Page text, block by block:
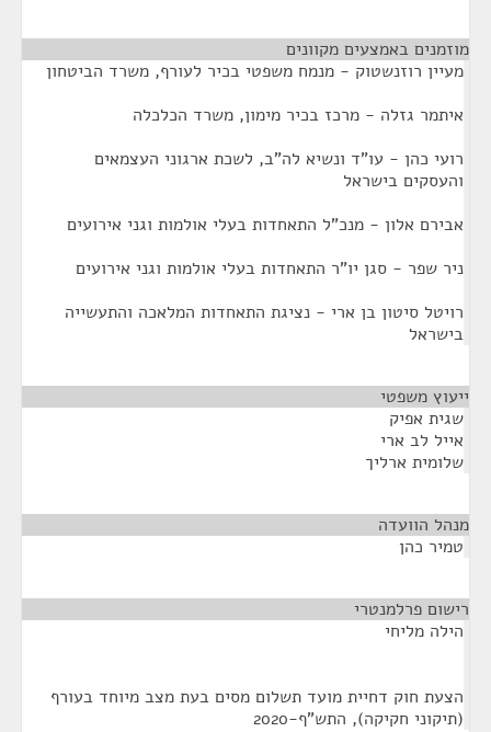
מוזמנים באמצעים מקוונים
מעיין רוזנשטוק - מנמח משפטי בכיר לעורף, משרד הביטחון
איתמר גזלה - מרכז בכיר מימון, משרד הכלכלה
רועי כהן - עו"ד ונשיא לה"ב, לשכת ארגוני העצמאים
והעסקים בישראל
אבירם אלון - מנכ"ל התאחדות בעלי אולמות וגני אירועים
ניר שפר - סגן יו"ר התאחדות בעלי אולמות וגני אירועים
רויטל סיטון בן ארי - נציגת התאחדות המלאכה והתעשייה
בישראל
ייעוץ משפטי
שגית אפיק
אייל לב ארי
שלומית ארליך
מנהל הוועדה
טמיר כהן
רישום פרלמנטרי
הילה מליחי
הצעת חוק דחיית מועד תשלום מסים בעת מצב מיוחד בעורף
(תיקוני חקיקה), התש"ף-2020